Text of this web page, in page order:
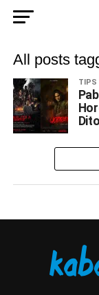
All posts
TIPS